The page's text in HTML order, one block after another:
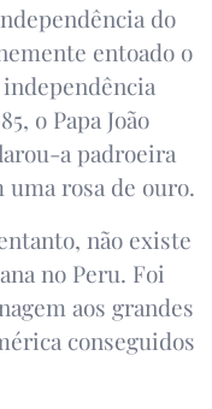
do
entoado o
independência
o Papa João
a padroeira
uma rosa de ouro.
não existe
no Peru. Foi
aos grandes
conseguidos